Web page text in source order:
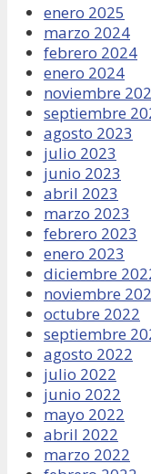
enero 2025
marzo 2024
febrero 2024
enero 2024
noviembre
septiembre
agosto 2023
julio 2023
junio 2023
abril 2023
marzo 2023
febrero 2023
enero 2023
diciembre
noviembre
octubre 2022
septiembre
agosto 2022
julio 2022
junio 2022
mayo 2022
abril 2022
marzo 2022